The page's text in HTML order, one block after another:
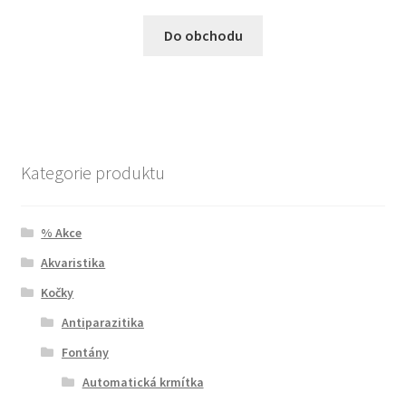
Do obchodu
Kategorie produktu
% Akce
Akvaristika
Kočky
Antiparazitika
Fontány
Automatická krmítka